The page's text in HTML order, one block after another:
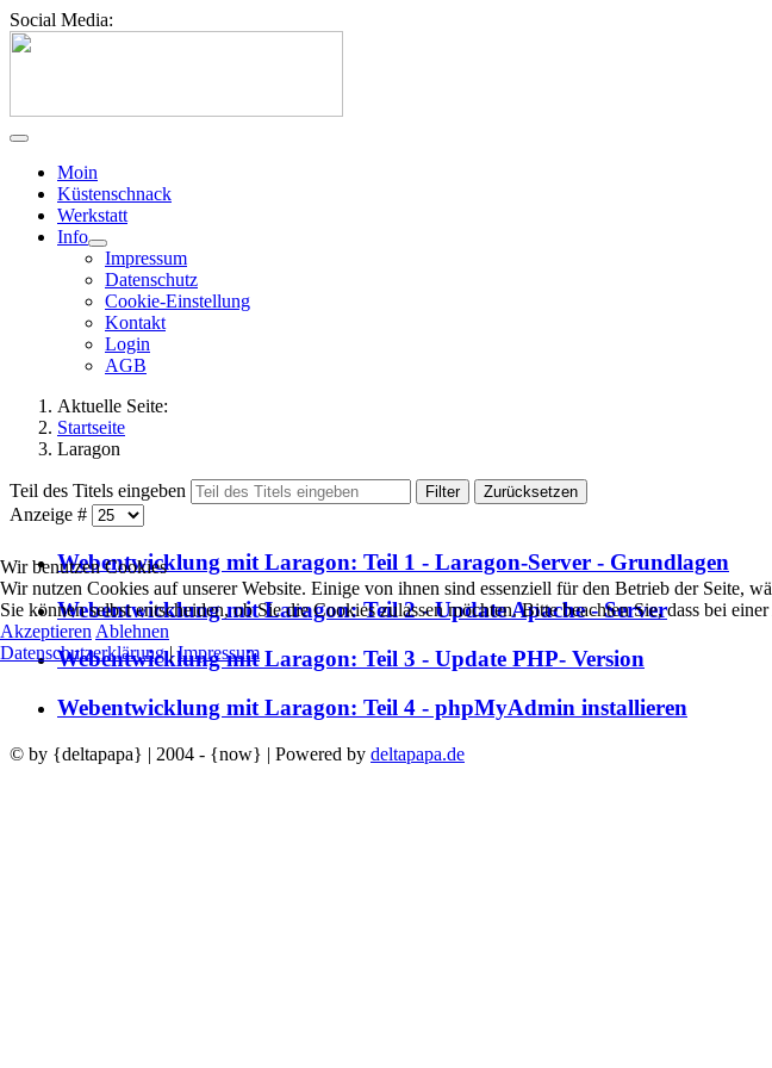
Social Media:
Moin
Küstenschnack
Werkstatt
Info
Impressum
Datenschutz
Cookie-Einstellung
Kontakt
Login
AGB
Aktuelle Seite:
Startseite
Laragon
Teil des Titels eingeben Filter Zurücksetzen
Anzeige #
Webentwicklung mit Laragon: Teil 1 - Laragon-Server - Grundlagen
Webentwicklung mit Laragon: Teil 2 - Update Apache - Server
Webentwicklung mit Laragon: Teil 3 - Update PHP- Version
Webentwicklung mit Laragon: Teil 4 - phpMyAdmin installieren
© by {deltapapa} | 2004 - {now} | Powered by deltapapa.de
Wir benutzen Cookies
Wir nutzen Cookies auf unserer Website. Einige von ihnen sind essenziell für den Betrieb der Seite,
Sie können selbst entscheiden, ob Sie die Cookies zulassen möchten. Bitte beachten Sie, dass bei
Akzeptieren Ablehnen
Datenschutzerklärung|Impressum